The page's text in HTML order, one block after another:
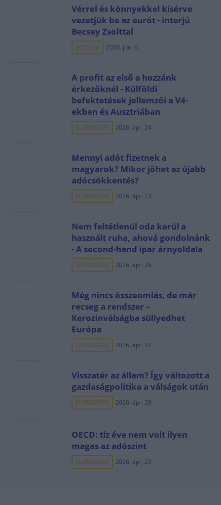
Vérrel és könnyekkel kísérve
vezetjük be az eurót - interjú
Becsey Zsolttal
INTERJÚ 2026. jún. 6.
A profit az első a hozzánk
érkezőknél - Külföldi
befektetések jellemzői a V4-
ekben és Ausztriában
ELEMZÉSEK 2026. ápr. 24.
Mennyi adót fizetnek a
magyarok? Mikor jöhet az újabb
adócsökkentés?
ELEMZÉSEK 2026. ápr. 23.
Nem feltétlenül oda kerül a
használt ruha, ahová gondolnánk
- A second-hand ipar árnyoldala
ELEMZÉSEK 2026. ápr. 26.
Még nincs összeomlás, de már
recseg a rendszer –
Kerozinválságba süllyedhet
Európa
ELEMZÉSEK 2026. ápr. 22.
Visszatér az állam? Így változott a
gazdaságpolitika a válságok után
ELEMZÉSEK 2026. ápr. 28.
OECD: tíz éve nem volt ilyen
magas az adószint
ELEMZÉSEK 2026. ápr. 23.